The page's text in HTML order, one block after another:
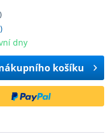
dny
košíku